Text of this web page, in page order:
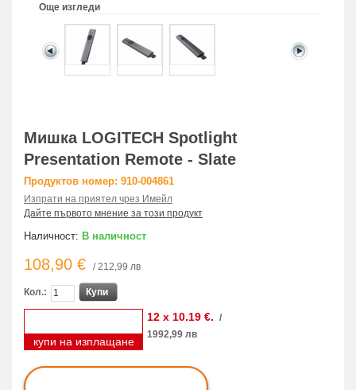
Още изгледи
Мишка LOGITECH Spotlight
Presentation Remote - Slate
Продуктов номер: 910-004861
Изпрати на приятел чрез Имейл
Дайте първото мнение за този продукт
Наличност: В наличност
108,90 € / 212,99 лв
Кол.: Купи
купи на изплащане
12 x 10.19 €. /
1992,99 лв